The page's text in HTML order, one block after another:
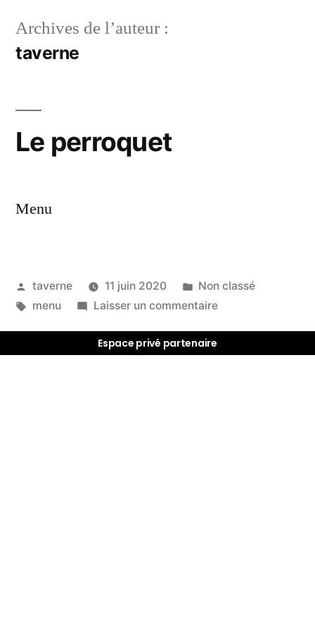
Archives de l’auteur :
taverne
Le perroquet
Menu
taverne 11 juin 2020
Non classé
menu
Laisser un commentaire
Espace privé partenaire